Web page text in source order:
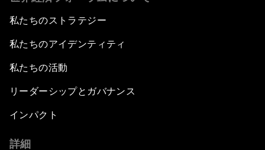
私たちのストラテジー
私たちのアイデンティティ
私たちの活動
リーダーシップとガバナンス
インパクト
詳細